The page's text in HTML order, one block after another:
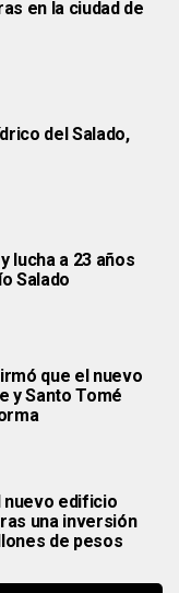
en la ciudad de
del Salado,
lucha a 23 años
Salado
que el nuevo
y Santo Tomé
nuevo edificio
una inversión
de pesos